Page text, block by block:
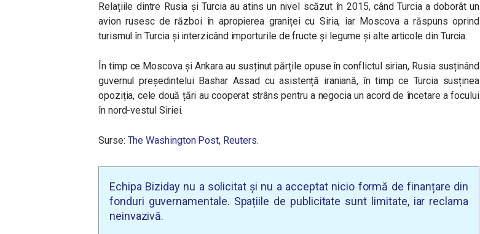
Relațiile dintre Rusia și Turcia au atins un nivel scăzut în 2015, când Turcia a doborât un
avion rusesc de război în apropierea graniței cu Siria, iar Moscova a răspuns oprind
turismul în Turcia și interzicând importurile de fructe și legume și alte articole din Turcia.
În timp ce Moscova și Ankara au susținut părțile opuse în conflictul sirian, Rusia susținând
guvernul președintelui Bashar Assad cu asistență iraniană, în timp ce Turcia susținea
opoziția, cele două țări au cooperat strâns pentru a negocia un acord de încetare a focului
în nord-vestul Siriei.
Surse: The Washington Post, Reuters.
Echipa Biziday nu a solicitat și nu a acceptat nicio formă de finanțare din
fonduri guvernamentale. Spațiile de publicitate sunt limitate, iar reclama
neinvazivă.